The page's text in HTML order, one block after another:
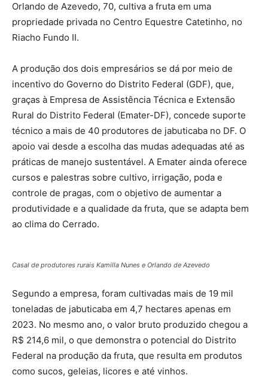
Orlando de Azevedo, 70, cultiva a fruta em uma
propriedade privada no Centro Equestre Catetinho, no
Riacho Fundo II.
A produção dos dois empresários se dá por meio de
incentivo do Governo do Distrito Federal (GDF), que,
graças à Empresa de Assistência Técnica e Extensão
Rural do Distrito Federal (Emater-DF), concede suporte
técnico a mais de 40 produtores de jabuticaba no DF. O
apoio vai desde a escolha das mudas adequadas até as
práticas de manejo sustentável. A Emater ainda oferece
cursos e palestras sobre cultivo, irrigação, poda e
controle de pragas, com o objetivo de aumentar a
produtividade e a qualidade da fruta, que se adapta bem
ao clima do Cerrado.
Casal de produtores rurais Kamilla Nunes e Orlando de Azevedo
Segundo a empresa, foram cultivadas mais de 19 mil
toneladas de jabuticaba em 4,7 hectares apenas em
2023. No mesmo ano, o valor bruto produzido chegou a
R$ 214,6 mil, o que demonstra o potencial do Distrito
Federal na produção da fruta, que resulta em produtos
como sucos, geleias, licores e até vinhos.